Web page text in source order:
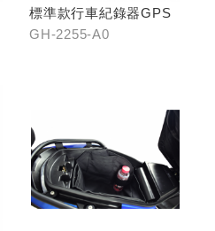
標準款行車紀錄器GPS
GH-2255-A0